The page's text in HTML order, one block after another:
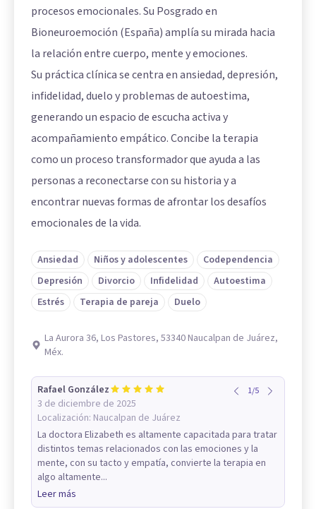
procesos emocionales. Su Posgrado en
Bioneuroemoción (España) amplía su mirada hacia
la relación entre cuerpo, mente y emociones.
Su práctica clínica se centra en ansiedad, depresión,
infidelidad, duelo y problemas de autoestima,
generando un espacio de escucha activa y
acompañamiento empático. Concibe la terapia
como un proceso transformador que ayuda a las
personas a reconectarse con su historia y a
encontrar nuevas formas de afrontar los desafíos
emocionales de la vida.
Ansiedad Niños y adolescentes
Codependencia
Depresión
Divorcio Infidelidad
Autoestima
Estrés
Terapia de pareja Duelo
La Aurora 36, Los Pastores, 53340 Naucalpan de Juárez,
Méx.
Rafael González
3 de diciembre de 2025
Localización: Naucalpan de Juárez
1/5
La doctora Elizabeth es altamente capacitada para tratar
distintos temas relacionados con las emociones y la
mente, con su tacto y empatía, convierte la terapia en
algo altamente...
Leer más